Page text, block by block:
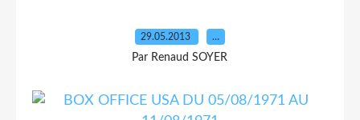
29.05.2013 …
Par Renaud SOYER